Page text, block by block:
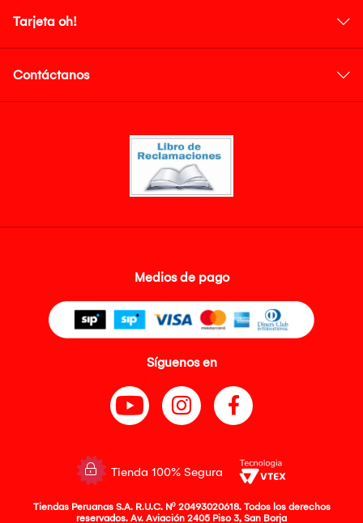
Tarjeta oh!
Contáctanos
Medios de pago
Síguenos en
Tienda 100% Segura
Tiendas Peruanas S.A. R.U.C. Nº 20493020618. Todos los derechos
reservados. Av. Aviación 2405 Piso 3, San Borja